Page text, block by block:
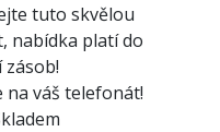
tuto skvělou
nabídka platí do
na váš telefonát!